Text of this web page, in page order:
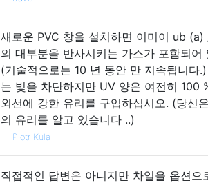
새로운 PVC 창을 설치하면 이미이 ub
의 대부분을 반사시키는 가스가 포함되어
(기술적으로는 10 년 동안 만 지속됩니다
는 빛을 차단하지만 UV 양은 여전히 ​​100
외선에 강한 유리를 구입하십시오. (당신
의 유리를 알고 있습니다 ..)
— Piotr Kula
직접적인 답변은 아니지만 차일을 옵션으